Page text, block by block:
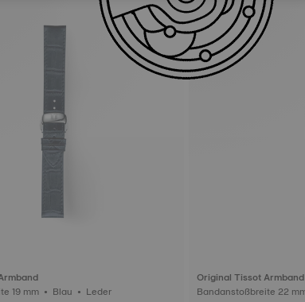
Bandanstoßbreite 19 mm • Blau • Leder
Original Tissot Armband